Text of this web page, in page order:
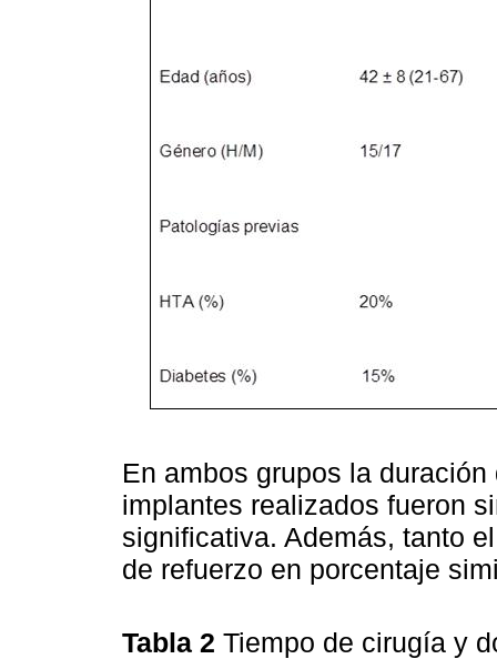
En ambos grupos la
implantes realizados fueron
significativa. Además, tanto
de refuerzo en porcentaje
Tabla 2 Tiempo de cirugía y